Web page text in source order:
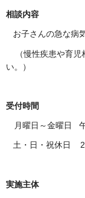
相談内容
お子さんの急な病
（慢性疾患や育児
い。）
受付時間
月曜日～金曜日
土・日・祝休日
実施主体